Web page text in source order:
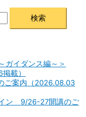
ガイダンス編～＞
載）
ご案内（2026.08.03
イン 9/26-27開講のご